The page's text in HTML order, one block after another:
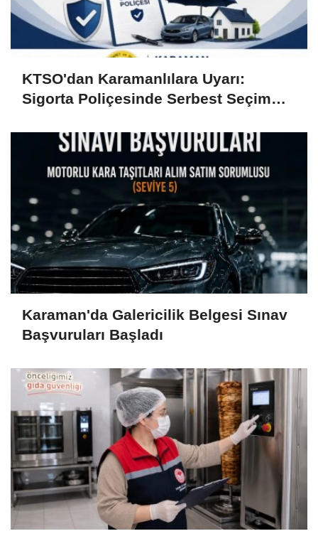
KTSO'dan Karamanlılara Uyarı:
Sigorta Poliçesinde Serbest Seçim
Karaman'da Galericilik Belgesi Sınav
Başvuruları Başladı